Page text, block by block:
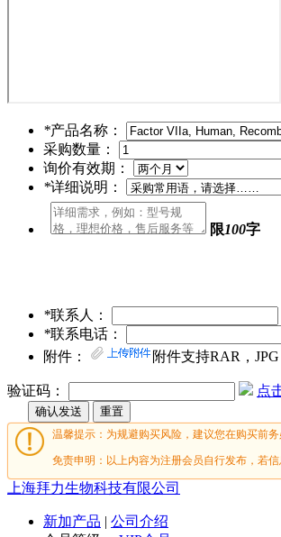
*产品名称：
采购数量：
询价有效期：
*详细说明：
限100字
*联系人：
*联系电话：
附件：
附件支持RAR，
验证码： 点
温馨提示：为规避购买风险，建议您在购买前
免责申明：以上内容为注册会员自行发布，若
上海拜力生物科技有限公司
新加产品 | 公司介绍